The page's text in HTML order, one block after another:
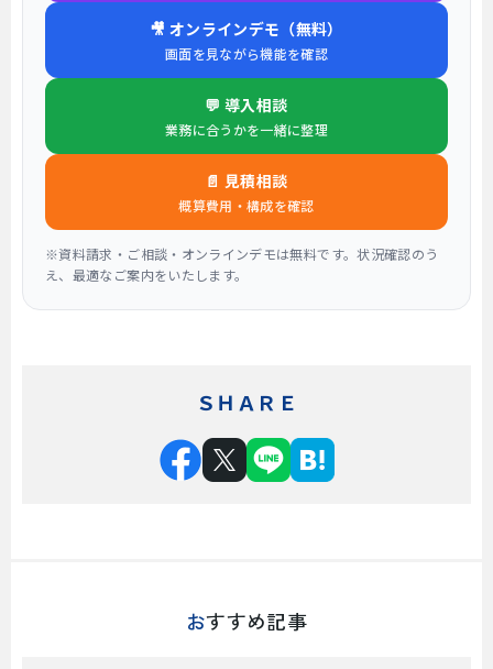
🎥 オンラインデモ（無料）
画面を見ながら機能を確認
💬 導入相談
業務に合うかを一緒に整理
📄 見積相談
概算費用・構成を確認
※資料請求・ご相談・オンラインデモは無料です。状況確認のう
え、最適なご案内をいたします。
ＳＨＡＲＥ
おすすめ記事